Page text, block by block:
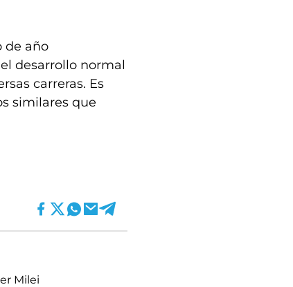
de año
desarrollo normal
carreras. Es
similares que
Milei